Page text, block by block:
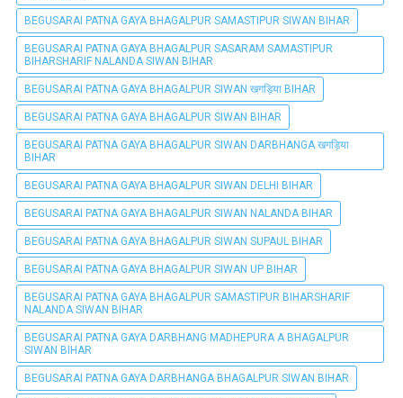
BEGUSARAI PATNA GAYA BHAGALPUR SAMASTIPUR SIWAN BIHAR
BEGUSARAI PATNA GAYA BHAGALPUR SASARAM SAMASTIPUR
BIHARSHARIF NALANDA SIWAN BIHAR
BEGUSARAI PATNA GAYA BHAGALPUR SIWAN खगड़िया BIHAR
BEGUSARAI PATNA GAYA BHAGALPUR SIWAN BIHAR
BEGUSARAI PATNA GAYA BHAGALPUR SIWAN DARBHANGA खगड़िया
BIHAR
BEGUSARAI PATNA GAYA BHAGALPUR SIWAN DELHI BIHAR
BEGUSARAI PATNA GAYA BHAGALPUR SIWAN NALANDA BIHAR
BEGUSARAI PATNA GAYA BHAGALPUR SIWAN SUPAUL BIHAR
BEGUSARAI PATNA GAYA BHAGALPUR SIWAN UP BIHAR
BEGUSARAI PATNA GAYA BHAGALPUR SAMASTIPUR BIHARSHARIF
NALANDA SIWAN BIHAR
BEGUSARAI PATNA GAYA DARBHANG MADHEPURA A BHAGALPUR
SIWAN BIHAR
BEGUSARAI PATNA GAYA DARBHANGA BHAGALPUR SIWAN BIHAR